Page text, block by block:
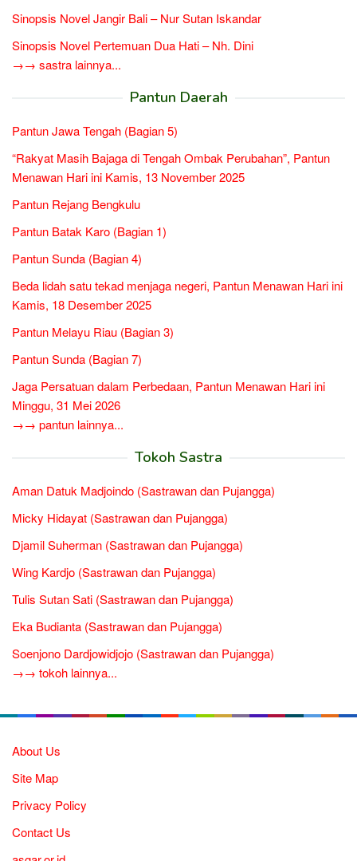
Sinopsis Novel Jangir Bali – Nur Sutan Iskandar
Sinopsis Novel Pertemuan Dua Hati – Nh. Dini
→→ sastra lainnya...
Pantun Daerah
Pantun Jawa Tengah (Bagian 5)
“Rakyat Masih Bajaga di Tengah Ombak Perubahan”, Pantun
Menawan Hari ini Kamis, 13 November 2025
Pantun Rejang Bengkulu
Pantun Batak Karo (Bagian 1)
Pantun Sunda (Bagian 4)
Beda lidah satu tekad menjaga negeri, Pantun Menawan Hari ini
Kamis, 18 Desember 2025
Pantun Melayu Riau (Bagian 3)
Pantun Sunda (Bagian 7)
Jaga Persatuan dalam Perbedaan, Pantun Menawan Hari ini
Minggu, 31 Mei 2026
→→ pantun lainnya...
Tokoh Sastra
Aman Datuk Madjoindo (Sastrawan dan Pujangga)
Micky Hidayat (Sastrawan dan Pujangga)
Djamil Suherman (Sastrawan dan Pujangga)
Wing Kardjo (Sastrawan dan Pujangga)
Tulis Sutan Sati (Sastrawan dan Pujangga)
Eka Budianta (Sastrawan dan Pujangga)
Soenjono Dardjowidjojo (Sastrawan dan Pujangga)
→→ tokoh lainnya...
About Us
Site Map
Privacy Policy
Contact Us